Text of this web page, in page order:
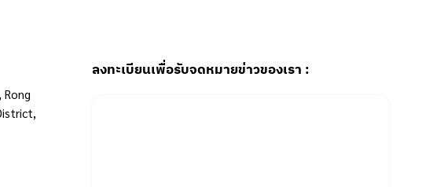
ลงทะเบียนเพื่อรับจดหมายข่าวของเรา :